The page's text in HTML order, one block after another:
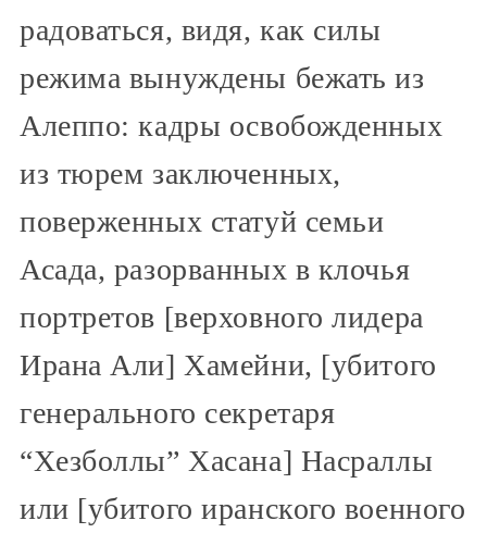
радоваться, видя, как силы
режима вынуждены бежать из
Алеппо: кадры освобожденных
из тюрем заключенных,
поверженных статуй семьи
Асада, разорванных в клочья
портретов [верховного лидера
Ирана Али] Хамейни, [убитого
генерального секретаря
“Хезболлы” Хасана] Насраллы
или [убитого иранского военного